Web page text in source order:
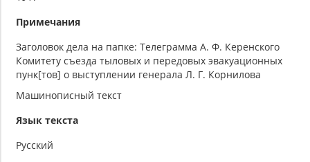
Примечания
Заголовок дела на папке: Телеграмма А. Ф. Керенского
Комитету съезда тыловых и передовых эвакуационных
пунк[тов] о выступлении генерала Л. Г. Корнилова
Машинописный текст
Язык текста
Русский